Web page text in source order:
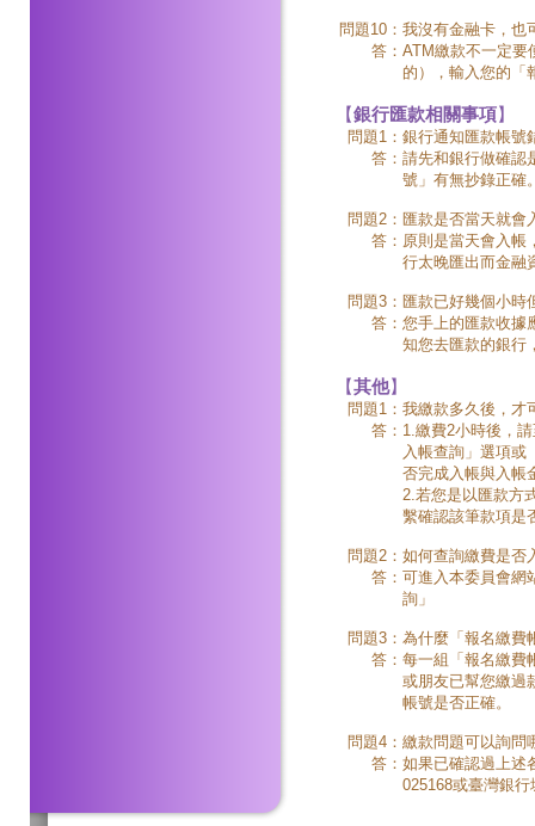
問題10： 我沒有金融卡，也
答： ATM繳款不一定要
的），輸入您的「
【銀行匯款相關事項】
問題1： 銀行通知匯款帳號
答： 請先和銀行做確認
號」有無抄錄正確
問題2： 匯款是否當天就會
答： 原則是當天會入帳
行太晚匯出而金融
問題3： 匯款已好幾個小時
答： 您手上的匯款收據
知您去匯款的銀行
【其他】
問題1： 我繳款多久後，才
答： 1.繳費2小時後，
入帳查詢」選項或
否完成入帳與入帳
2.若您是以匯款方
繫確認該筆款項是
問題2： 如何查詢繳費是否
答： 可進入本委員會網
詢」
問題3： 為什麼「報名繳費
答： 每一組「報名繳費
或朋友已幫您繳過
帳號是否正確。
問題4： 繳款問題可以詢問
答： 如果已確認過上述
025168或臺灣銀